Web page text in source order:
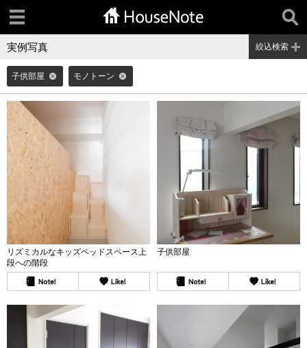
実例写真 絞込検索
子供部屋 モノトーン
リズミカルなキッズベッドスペース上
段への階段
子供部屋